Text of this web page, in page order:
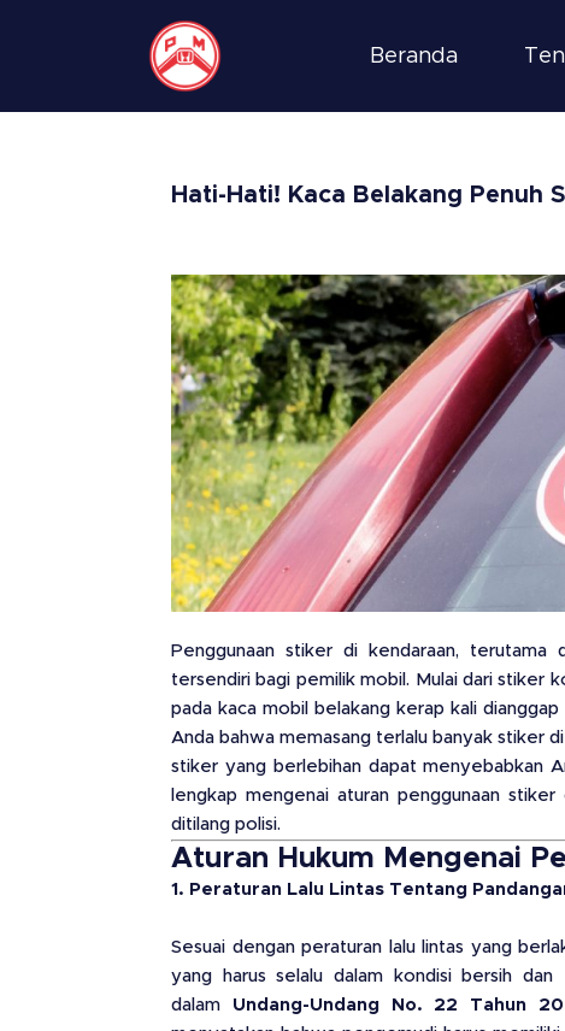
Beranda
Hati-Hati! Kaca Belakang Penuh
Penggunaan stiker di kendaraan,
tersendiri bagi pemilik mobil. Mulai dari stiker
pada kaca mobil belakang kerap kali
Anda bahwa memasang terlalu banyak stiker
stiker yang berlebihan dapat menyebabkan
lengkap mengenai aturan penggunaan
ditilang polisi.
Aturan Hukum Mengenai
1. Peraturan Lalu Lintas Tentang
Sesuai dengan peraturan lalu lintas yang
yang harus selalu dalam kondisi bersih dan
dalam Undang-Undang No. 22 Tahun